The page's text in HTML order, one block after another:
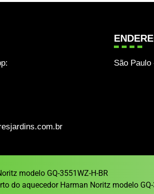
São Paulo
modelo GQ-3551WZ-H-BR
do aquecedor Harman Noritz modelo